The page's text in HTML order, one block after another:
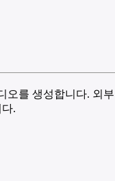
를 생성합니다. 외
.